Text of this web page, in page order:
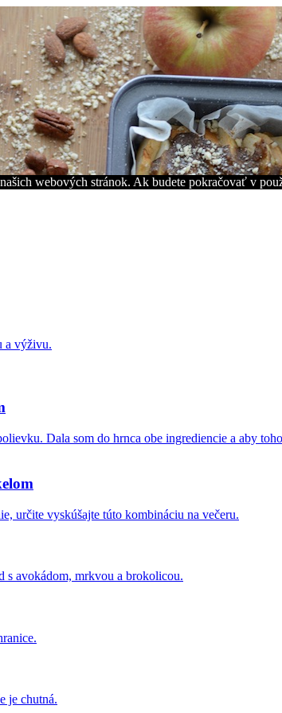
a výživu.
Dala som do hrnca obe ingrediencie a aby
určite vyskúšajte túto kombináciu na večeru.
s avokádom, mrkvou a brokolicou.
je chutná.
webových stránok. Ak budete pokračovať v